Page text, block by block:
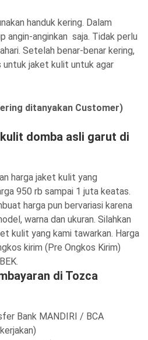
handuk kering. Dalam
angin-anginkan saja. Tidak perlu
Setelah benar-benar kering,
untuk jaket kulit untuk agar
ditanyakan Customer)
domba asli garut di
harga jaket kulit yang
950 rb sampai 1 juta keatas.
harga pun bervariasi karena
warna dan ukuran. Silahkan
kulit yang kami tawarkan. Harga
kirim (Pre Ongkos Kirim)
di Tozca
Bank MANDIRI / BCA